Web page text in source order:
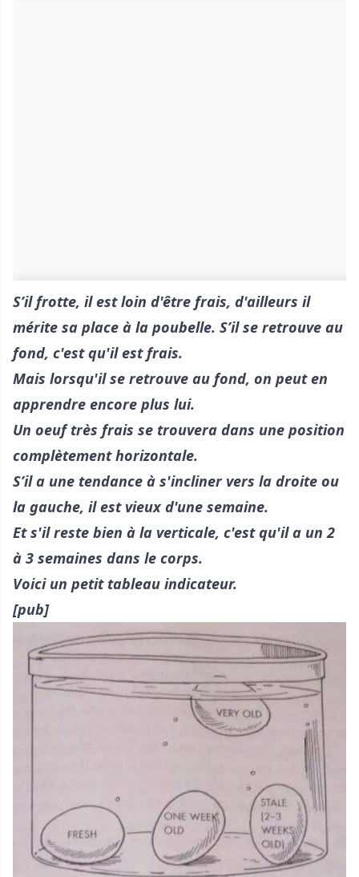
S’il frotte, il est loin d'être frais, d'ailleurs il
mérite sa place à la poubelle. S’il se retrouve au
fond, c'est qu'il est frais.
Mais lorsqu'il se retrouve au fond, on peut en
apprendre encore plus lui.
Un oeuf très frais se trouvera dans une position
complètement horizontale.
S’il a une tendance à s'incliner vers la droite ou
la gauche, il est vieux d'une semaine.
Et s'il reste bien à la verticale, c'est qu'il a un 2
à 3 semaines dans le corps.
Voici un petit tableau indicateur.
[pub]